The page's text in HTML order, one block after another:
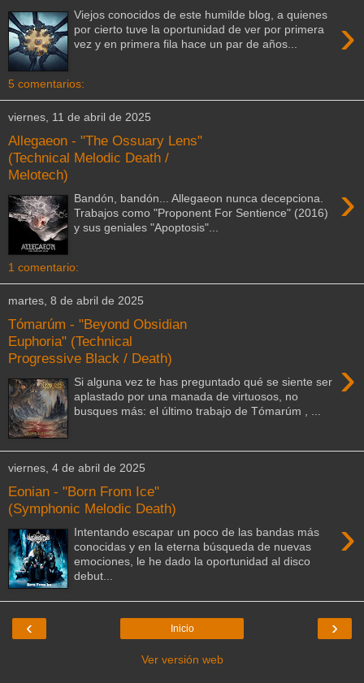
›
Viejos conocidos de este humilde blog, a quienes
por cierto tuve la oportunidad de ver por primera
vez y en primera fila hace un par de años...
5 comentarios:
viernes, 11 de abril de 2025
Allegaeon - "The Ossuary Lens"
(Technical Melodic Death /
Melotech)
›
Bandón, bandón... Allegaeon nunca decepciona.
Trabajos como "Proponent For Sentience" (2016)
y sus geniales "Apoptosis"...
1 comentario:
martes, 8 de abril de 2025
Tómarúm - "Beyond Obsidian
Euphoria" (Technical
Progressive Black / Death)
›
Si alguna vez te has preguntado qué se siente ser
aplastado por una manada de virtuosos, no
busques más: el último trabajo de Tómarúm , ...
viernes, 4 de abril de 2025
Eonian - "Born From Ice"
(Symphonic Melodic Death)
›
Intentando escapar un poco de las bandas más
conocidas y en la eterna búsqueda de nuevas
emociones, le he dado la oportunidad al disco
debut...
‹ ›
Inicio
Ver versión web